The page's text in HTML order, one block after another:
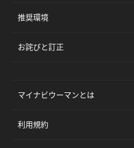
推奨環境
お詫びと訂正
マイナビウーマンとは
利用規約